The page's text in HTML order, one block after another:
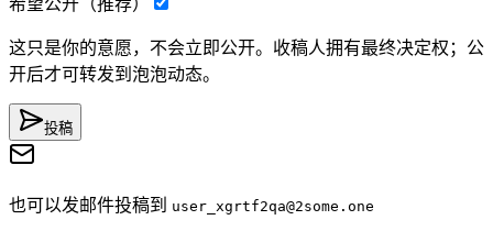
这只是你的意愿，不会立即公开。收稿人拥有最终决定权；公
开后才可转发到泡泡动态。
投稿
也可以发邮件投稿到 user_xgrtf2qa@2some.one